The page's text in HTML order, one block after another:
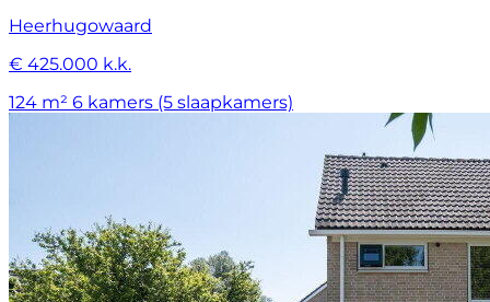
Heerhugowaard
€ 425.000 k.k.
124 m² 6 kamers (5 slaapkamers)